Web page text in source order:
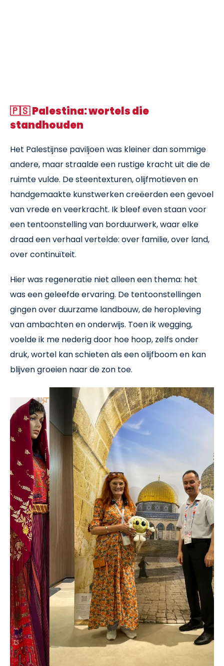
🇵🇸Palestina: wortels die
standhouden
Het Palestijnse paviljoen was kleiner dan sommige
andere, maar straalde een rustige kracht uit die de
ruimte vulde. De steentexturen, olijfmotieven en
handgemaakte kunstwerken creëerden een gevoel
van vrede en veerkracht. Ik bleef even staan voor
een tentoonstelling van borduurwerk, waar elke
draad een verhaal vertelde: over familie, over land,
over continuïteit.
Hier was regeneratie niet alleen een thema: het
was een geleefde ervaring. De tentoonstellingen
gingen over duurzame landbouw, de heropleving
van ambachten en onderwijs. Toen ik wegging,
voelde ik me nederig door hoe hoop, zelfs onder
druk, wortel kan schieten als een olijfboom en kan
blijven groeien naar de zon toe.